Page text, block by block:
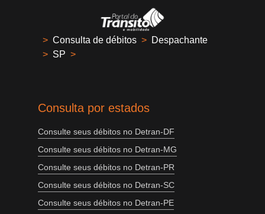
> Consulta de débitos > Despachante
> SP >
Consulta por estados
Consulte seus débitos no Detran-DF
Consulte seus débitos no Detran-MG
Consulte seus débitos no Detran-PR
Consulte seus débitos no Detran-SC
Consulte seus débitos no Detran-PE